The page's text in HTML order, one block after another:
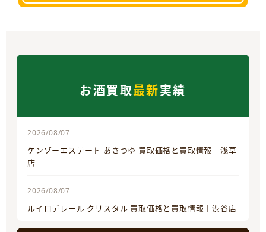
お酒買取最新実績
2026/08/07
ケンゾーエステート あさつゆ 買取価格と買取情報｜浅草
店
2026/08/07
ルイロデレール クリスタル 買取価格と買取情報｜渋谷店